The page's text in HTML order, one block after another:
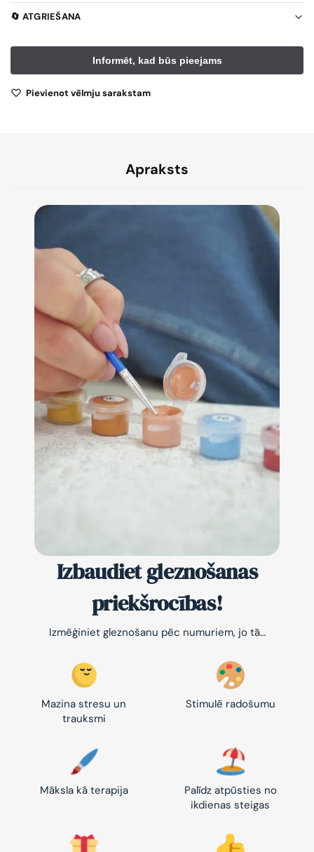
🔄 ATGRIEŠANA
Pievienot vēlmju sarakstam
Apraksts
Izbaudiet gleznošanas
priekšrocības!
Izmēģiniet gleznošanu pēc numuriem, jo tā…
Mazina stresu un
trauksmi
Stimulē radošumu
Māksla kā terapija
Palīdz atpūsties no
ikdienas steigas